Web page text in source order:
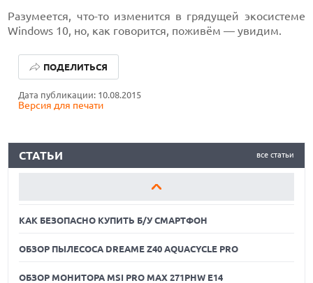
Разумеется, что-то изменится в грядущей экосистеме
Windows 10, но, как говорится, поживём — увидим.
Дата публикации: 10.08.2015
Версия для печати
ПОДЕЛИТЬСЯ
все статьи
СТАТЬИ
ОБЗОР ПЫЛЕСОСА DREAME Z40 AQUACYCLE PRO
ОБЗОР МОНИТОРА MSI PRO MAX 271PHW E14
ОБЗОР ПЫЛЕСОСА DREAME Z40 AQUACYCLE PRO
ОБЗОР МОНИТОРА MSI PRO MAX 271PHW E14
КАК БЕЗОПАСНО КУПИТЬ Б/У СМАРТФОН
ОБЗОР ПЫЛЕСОСА DREAME Z40 AQUACYCLE PRO
ОБЗОР МОНИТОРА MSI PRO MAX 271PHW E14